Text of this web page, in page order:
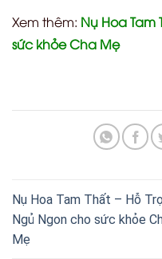
Xem thêm: Nụ Hoa Tam
sức khỏe Cha Mẹ
Nụ Hoa Tam Thất – Hỗ
Ngủ Ngon cho sức khỏe
Mẹ